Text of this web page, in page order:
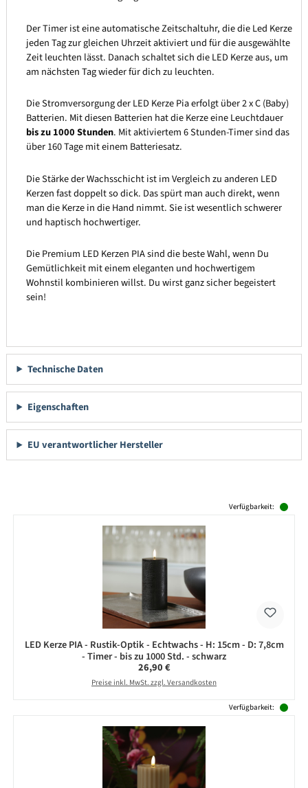
Der Timer ist eine automatische Zeitschaltuhr, die die Led Kerze
jeden Tag zur gleichen Uhrzeit aktiviert und für die ausgewählte
Zeit leuchten lässt. Danach schaltet sich die LED Kerze aus, um
am nächsten Tag wieder für dich zu leuchten.
Die Stromversorgung der LED Kerze Pia erfolgt über 2 x C (Baby)
Batterien. Mit diesen Batterien hat die Kerze eine Leuchtdauer
bis zu 1000 Stunden. Mit aktiviertem 6 Stunden-Timer sind das
über 160 Tage mit einem Batteriesatz.
Die Stärke der Wachsschicht ist im Vergleich zu anderen LED
Kerzen fast doppelt so dick. Das spürt man auch direkt, wenn
man die Kerze in die Hand nimmt. Sie ist wesentlich schwerer
und haptisch hochwertiger.
Die Premium LED Kerzen PIA sind die beste Wahl, wenn Du
Gemütlichkeit mit einem eleganten und hochwertigem
Wohnstil kombinieren willst. Du wirst ganz sicher begeistert
sein!
Technische Daten
Eigenschaften
EU verantwortlicher Hersteller
Verfügbarkeit:
LED Kerze PIA - Rustik-Optik - Echtwachs - H: 15cm - D: 7,8cm
- Timer - bis zu 1000 Std. - schwarz
Regulärer Preis:
26,90 €
Preise inkl. MwSt. zzgl. Versandkosten
Verfügbarkeit: